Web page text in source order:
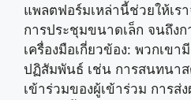
แพลตฟอร์มเหล่านี้ช่วยให้เร
การประชุมขนาดเล็ก จนถึง
เครื่องมือเกี่ยวข้อง: พวกเข
ปฏิสัมพันธ์ เช่น การสนทนาส
เข้าร่วมของผู้เข้าร่วม การ